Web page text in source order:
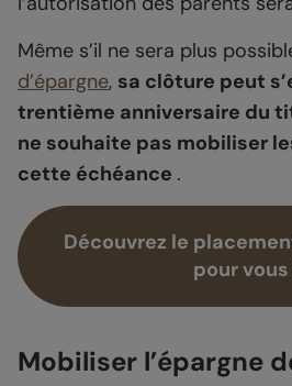
Même s’il ne sera plus
d’épargne, sa clôture peut
trentième anniversaire du
ne souhaite pas mobiliser
cette échéance .
Découvrez le
pour vous
Mobiliser l’épargne